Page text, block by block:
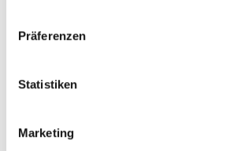
Präferenzen
Statistiken
Marketing